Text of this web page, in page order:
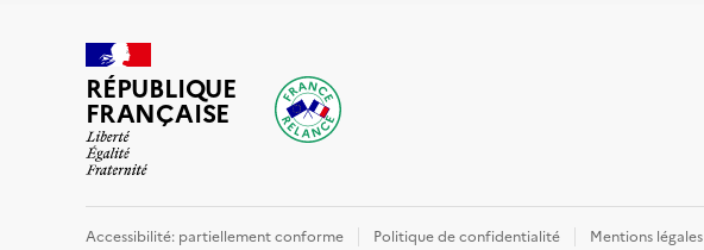
RÉPUBLIQUE
FRANÇAISE
Accessibilité: partiellement conforme Politique de confidentialité Mentions légales